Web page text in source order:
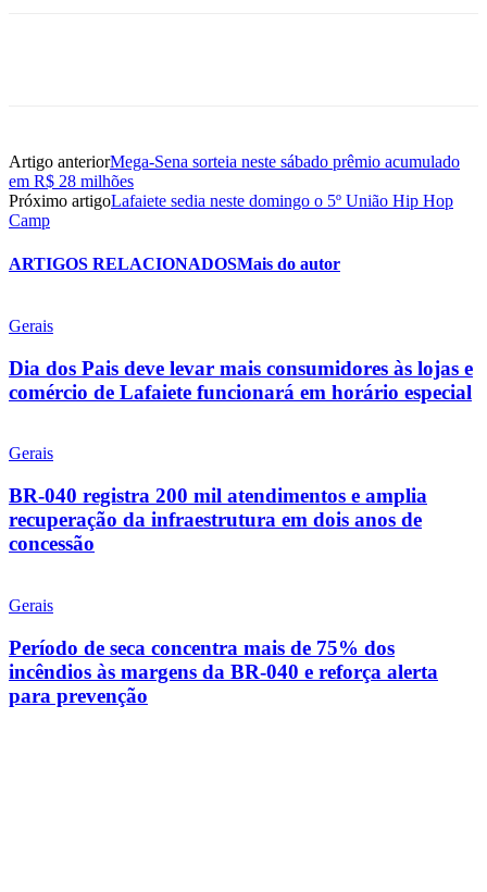
Artigo anteriorMega-Sena sorteia neste sábado prêmio acumulado
em R$ 28 milhões
Próximo artigoLafaiete sedia neste domingo o 5º União Hip Hop
Camp
ARTIGOS RELACIONADOSMais do autor
Gerais
Dia dos Pais deve levar mais consumidores às lojas e
comércio de Lafaiete funcionará em horário especial
Gerais
BR-040 registra 200 mil atendimentos e amplia
recuperação da infraestrutura em dois anos de
concessão
Gerais
Período de seca concentra mais de 75% dos
incêndios às margens da BR-040 e reforça alerta
para prevenção